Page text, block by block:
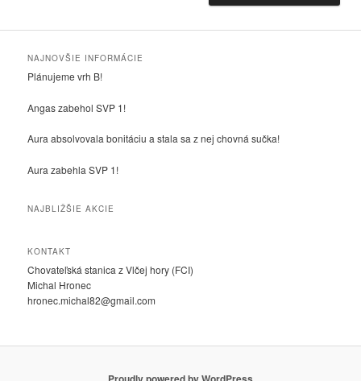
NAJNOVŠIE INFORMÁCIE
Plánujeme vrh B!
Angas zabehol SVP 1!
Aura absolvovala bonitáciu a stala sa z nej chovná sučka!
Aura zabehla SVP 1!
NAJBLIŽŠIE AKCIE
KONTAKT
Chovateľská stanica z Vlčej hory (FCI)
Michal Hronec
hronec.michal82@gmail.com